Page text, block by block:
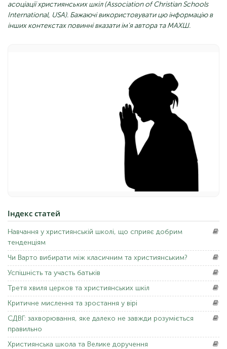
асоціації християнських шкіл (Association of Christian Schools
International, USA). Бажаючі використовувати цю інформацію в
інших контекстах повинні вказати ім'я автора та МАХШ.
Індекс статей
Навчання у християнській школі, що сприяє добрим
тенденціям
Чи Варто вибирати між класичним та християнським?
Успішність та участь батьків
Третя хвиля церков та християнських шкіл
Критичне мислення та зростання у вірі
СДВГ: захворювання, яке далеко не завжди розуміється
правильно
Християнська школа та Велике доручення